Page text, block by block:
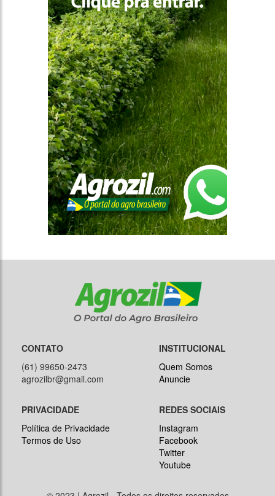
CONTATO
(61) 99650-2473
agrozilbr@gmail.com
INSTITUCIONAL
Quem Somos
Anuncie
PRIVACIDADE
Política de Privacidade
Termos de Uso
REDES SOCIAIS
Instagram
Facebook
Twitter
Youtube